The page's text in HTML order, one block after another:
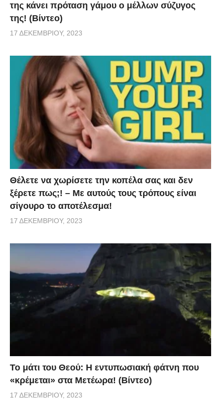
της κάνει πρόταση γάμου ο μέλλων σύζυγος
της! (Βίντεο)
17 ΔΕΚΕΜΒΡΊΟΥ, 2023
Θέλετε να χωρίσετε την κοπέλα σας και δεν
ξέρετε πως;! – Με αυτούς τους τρόπους είναι
σίγουρο το αποτέλεσμα!
17 ΔΕΚΕΜΒΡΊΟΥ, 2023
Το μάτι του Θεού: Η εντυπωσιακή φάτνη που
«κρέμεται» στα Μετέωρα! (Βίντεο)
17 ΔΕΚΕΜΒΡΊΟΥ, 2023